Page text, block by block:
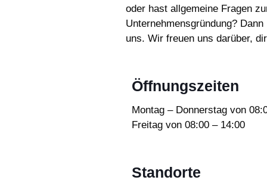
oder hast allgemeine Fragen
Unternehmensgründung?
uns. Wir freuen uns darüber,
Öffnungszeiten
Montag – Donnerstag von
Freitag von 08:00 – 14:00
Standorte